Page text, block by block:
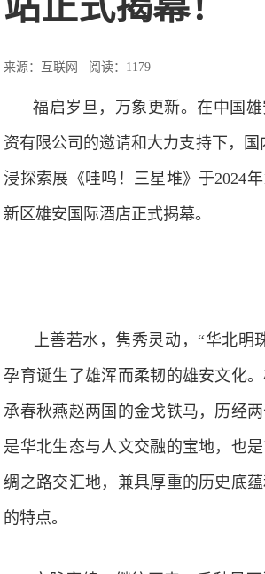
来源：互联网 阅读：1179
福启岁旦，万象更新。在中国雄
资有限公司的邀请和大力支持下，
浸探索展《哇呜！三星堆》于2024
新区雄安国际酒店正式揭幕。
上善若水，隽秀灵动，“华北明
孕育诞生了雄浑而柔韧的雄安文化。
承春秋燕赵两国的金戈铁马，历经两
是华北生态与人文交融的宝地，也
绸之路交汇地，兼具厚重的历史底
的特点。